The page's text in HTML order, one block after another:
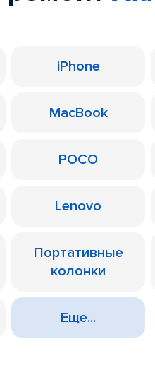
iPhone
MacBook
POCO
Lenovo
Портативные
колонки
Еще...